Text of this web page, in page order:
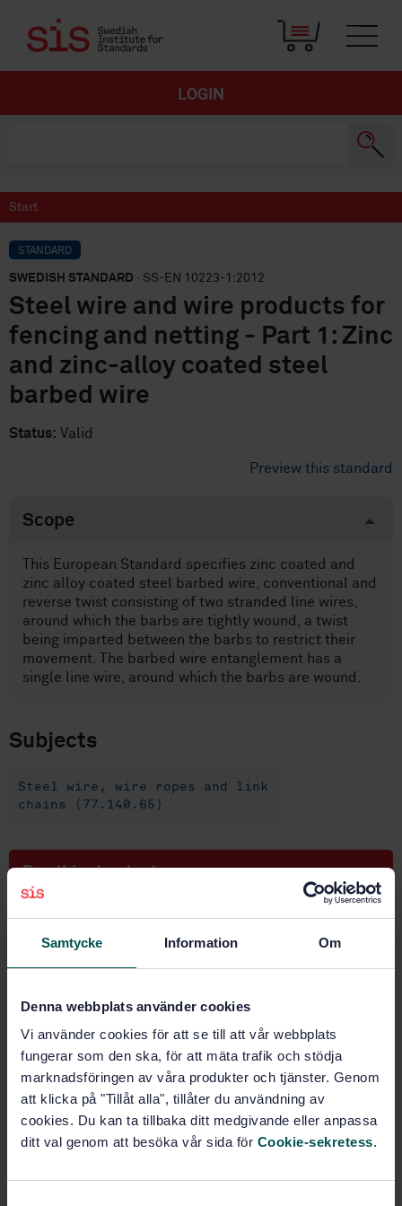
Samtycke Information Om
Denna webbplats använder cookies
Vi använder cookies för att se till att vår webbplats
fungerar som den ska, för att mäta trafik och stödja
marknadsföringen av våra produkter och tjänster. Genom
att klicka på "Tillåt alla", tillåter du användning av
cookies. Du kan ta tillbaka ditt medgivande eller anpassa
ditt val genom att besöka vår sida för Cookie-sekretess.
LOGIN
Start
STANDARD
SWEDISH STANDARD · SS-EN 10223-1:2012
Steel wire and wire products for
fencing and netting - Part 1: Zinc
and zinc-alloy coated steel
barbed wire
Status: Valid
Preview this standard
Scope
This European Standard specifies zinc coated and
zinc alloy coated steel barbed wire, conventional and
reverse twist consisting of two stranded line wires,
around which the barbs are tightly wound, a twist
being imparted between the barbs to restrict their
movement. The barbed wire entanglement has a
single line wire, around which the barbs are wound.
Subjects
Steel wire, wire ropes and link
chains (77.140.65)
Buy this standard
STANDARD
SWEDISH STANDARD · SS-EN 10223-1:2012
Steel wire and wire products for fencing and netting -
Subscribe on standards - Read more
789 SEK
PDF